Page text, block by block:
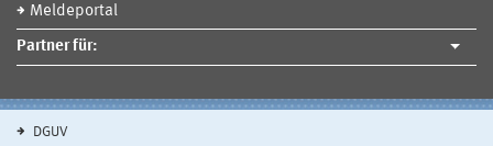
Meldeportal
Partner für:
DGUV